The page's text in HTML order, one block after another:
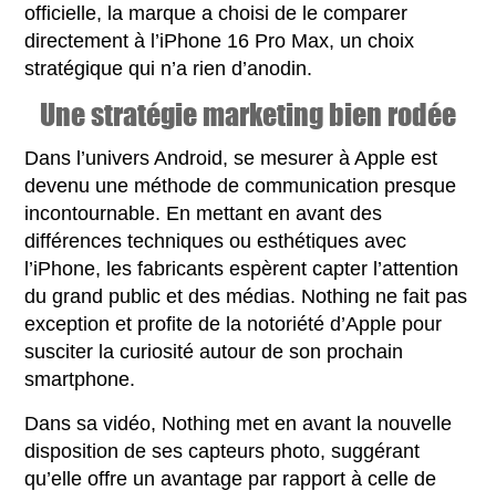
officielle, la marque a choisi de le comparer
directement à l’iPhone 16 Pro Max, un choix
stratégique qui n’a rien d’anodin.
Une stratégie marketing bien rodée
Dans l’univers Android, se mesurer à Apple est
devenu une méthode de communication presque
incontournable. En mettant en avant des
différences techniques ou esthétiques avec
l’iPhone, les fabricants espèrent capter l’attention
du grand public et des médias. Nothing ne fait pas
exception et profite de la notoriété d’Apple pour
susciter la curiosité autour de son prochain
smartphone.
Dans sa vidéo, Nothing met en avant la nouvelle
disposition de ses capteurs photo, suggérant
qu’elle offre un avantage par rapport à celle de